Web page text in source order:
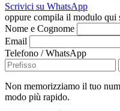
Scrivici su WhatsApp
oppure compila il modulo qui
Nome e Cognome
Email
Telefono / WhatsApp
Non memorizziamo il tuo
modo più rapido.